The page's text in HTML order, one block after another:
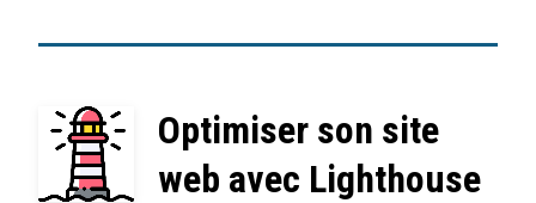
Optimiser son site
web avec Lighthouse